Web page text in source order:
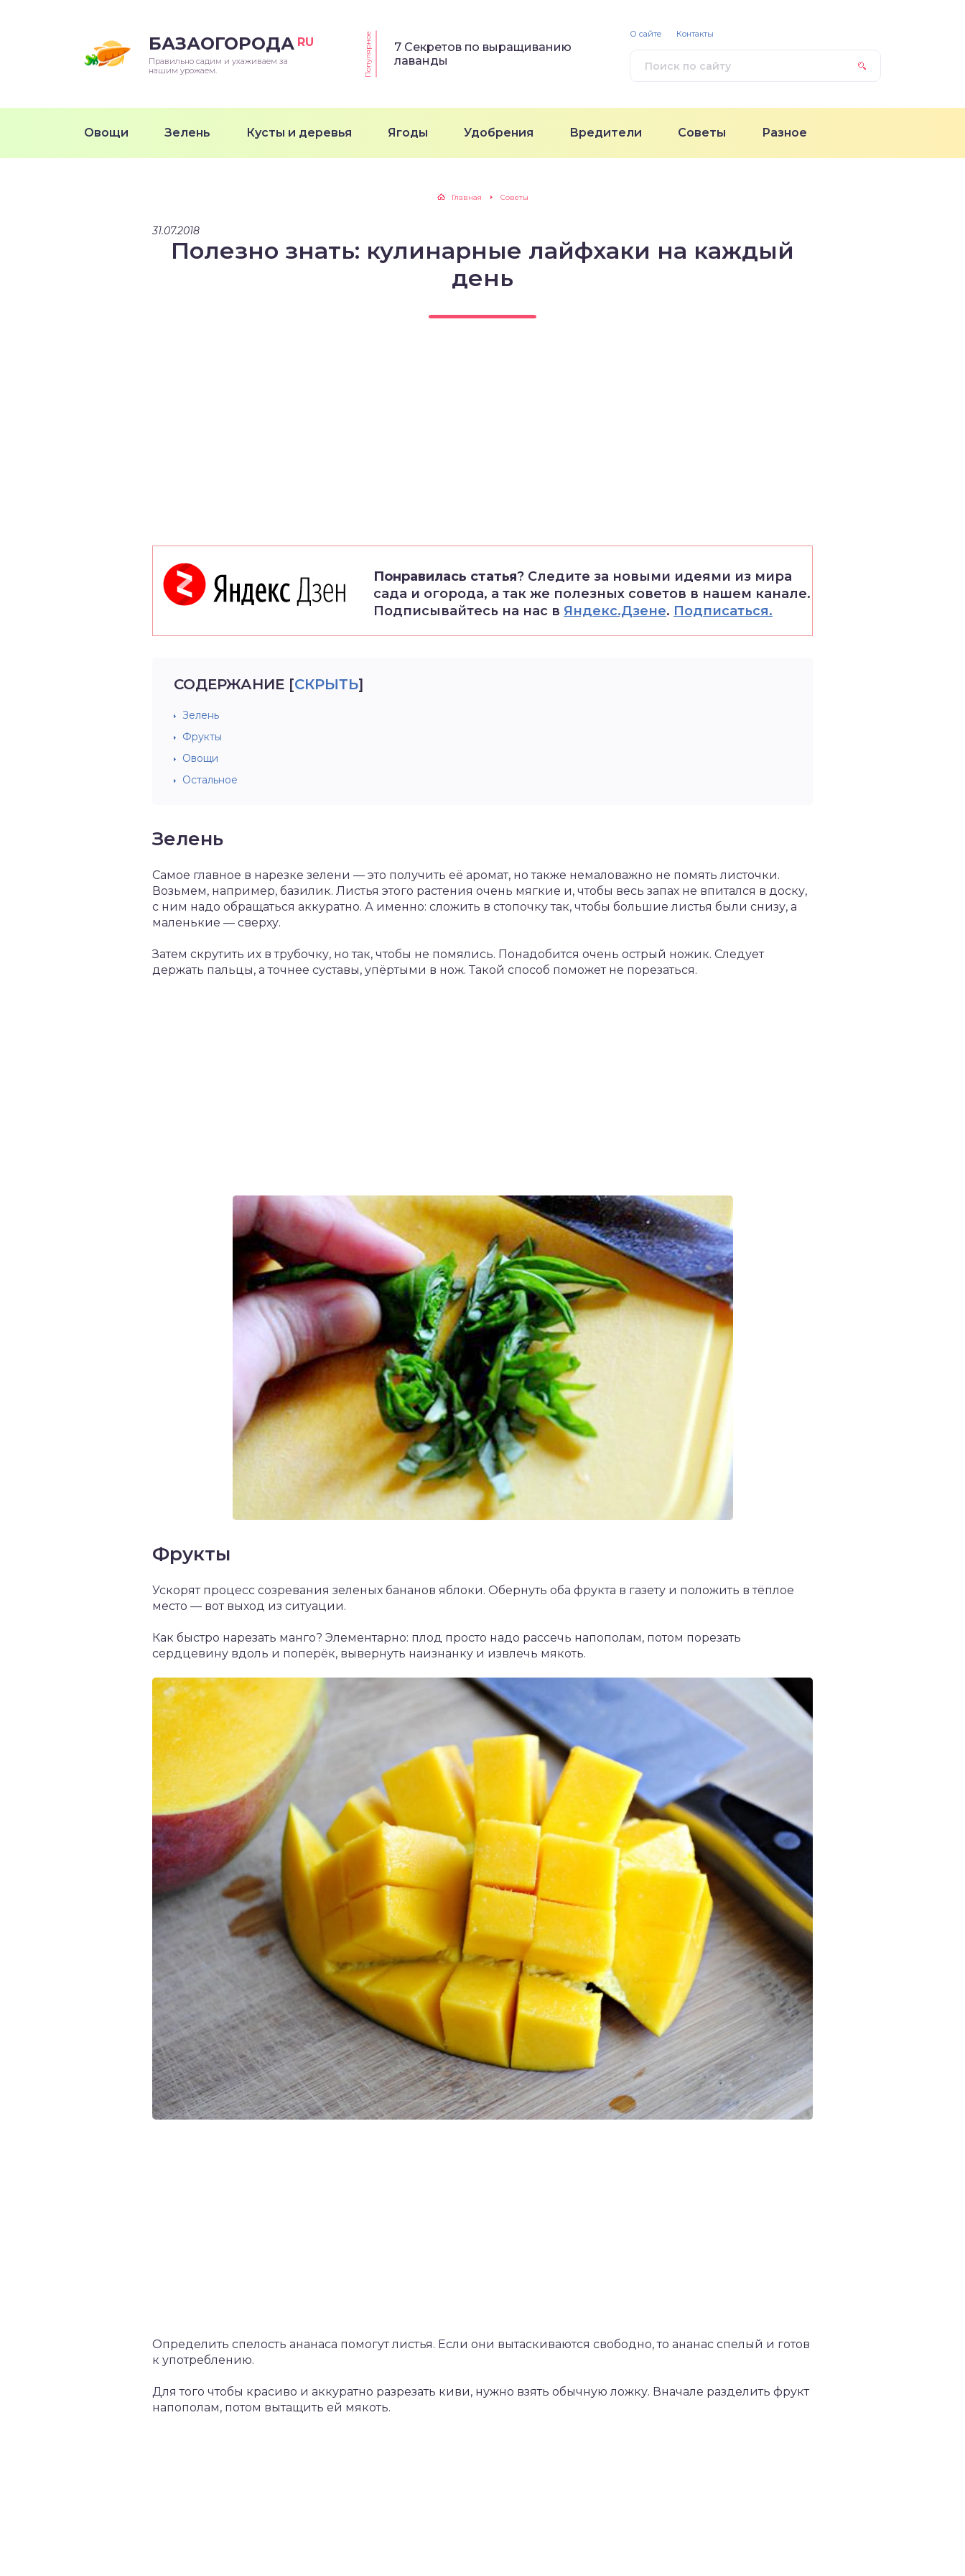
БАЗАОГОРОДА RU
Правильно садим и ухаживаем за
нашим урожаем.
Популярное
7 Секретов по выращиванию
лаванды
Овощи Зелень Кусты и деревья Ягоды Удобрения Вредители Советы Разное
О сайте Контакты
Главная Советы
31.07.2018
Полезно знать: кулинарные лайфхаки на каждый
день
Понравилась статья? Следите за новыми идеями из мира
сада и огорода, а так же полезных советов в нашем канале.
Подписывайтесь на нас в Яндекс.Дзене. Подписаться.
СОДЕРЖАНИЕ [СКРЫТЬ]
Зелень
Фрукты
Овощи
Остальное
Зелень
Самое главное в нарезке зелени — это получить её аромат, но также немаловажно не помять листочки.
Возьмем, например, базилик. Листья этого растения очень мягкие и, чтобы весь запах не впитался в доску,
с ним надо обращаться аккуратно. А именно: сложить в стопочку так, чтобы большие листья были снизу, а
маленькие — сверху.
Затем скрутить их в трубочку, но так, чтобы не помялись. Понадобится очень острый ножик. Следует
держать пальцы, а точнее суставы, упёртыми в нож. Такой способ поможет не порезаться.
Фрукты
Ускорят процесс созревания зеленых бананов яблоки. Обернуть оба фрукта в газету и положить в тёплое
место — вот выход из ситуации.
Как быстро нарезать манго? Элементарно: плод просто надо рассечь напополам, потом порезать
сердцевину вдоль и поперёк, вывернуть наизнанку и извлечь мякоть.
Определить спелость ананаса помогут листья. Если они вытаскиваются свободно, то ананас спелый и готов
к употреблению.
Для того чтобы красиво и аккуратно разрезать киви, нужно взять обычную ложку. Вначале разделить фрукт
напополам, потом вытащить ей мякоть.